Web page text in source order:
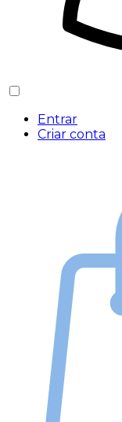
Entrar
Criar conta